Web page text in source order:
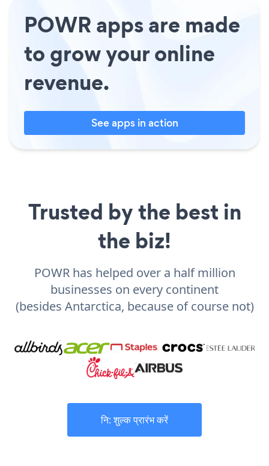
POWR apps are made
to grow your online
revenue.
See apps in action
Trusted by the best in
the biz!
POWR has helped over a half million
businesses on every continent
(besides Antarctica, because of course not)
नि: शुल्क प्रारंभ करें